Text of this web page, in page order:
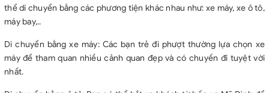
thể di chuyển bằng các phương tiện khác nhau như: xe máy, xe ô tô,
máy bay,..
Di chuyển bằng xe máy: Các bạn trẻ đi phượt thường lựa chọn xe
máy để tham quan nhiều cảnh quan đẹp và có chuyến đi tuyệt vời
nhất.